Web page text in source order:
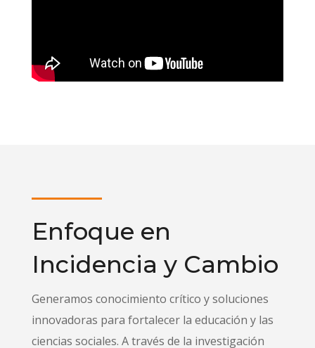
Enfoque en
Incidencia y Cambio
Generamos conocimiento crítico y soluciones
innovadoras para fortalecer la educación y las
ciencias sociales. A través de la investigación